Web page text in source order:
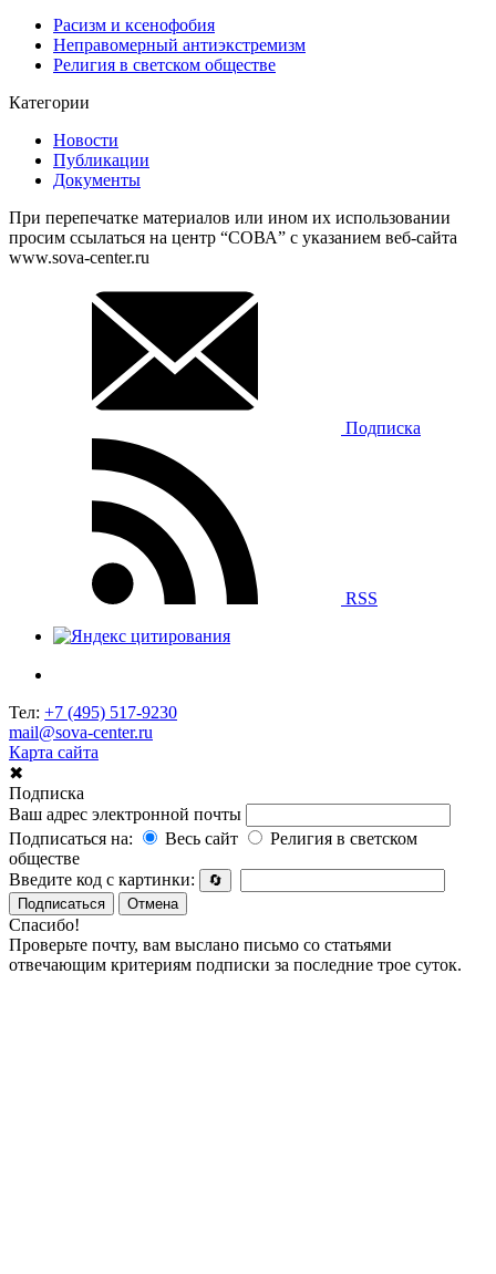
Расизм и ксенофобия
Неправомерный антиэкстремизм
Религия в светском обществе
Категории
Новости
Публикации
Документы
При перепечатке материалов или ином их использовании
просим ссылаться на центр “СОВА” с указанием веб-сайта
www.sova-center.ru
Подписка
RSS
Тел: +7 (495) 517-9230
mail@sova-center.ru
Карта сайта
✖
Подписка
Ваш адрес электронной почты
Подписаться на:
Весь сайт
Религия в светском
обществе
Введите код с картинки:
🔄
Подписаться
Отмена
Спасибо!
Проверьте почту, вам выслано письмо со статьями
отвечающим критериям подписки за последние трое суток.